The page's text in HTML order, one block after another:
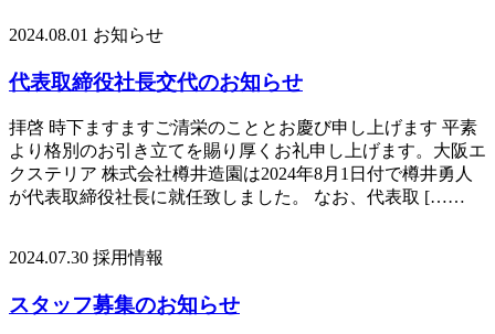
2024.08.01 お知らせ
代表取締役社長交代のお知らせ
拝啓 時下ますますご清栄のこととお慶び申し上げます 平素
より格別のお引き立てを賜り厚くお礼申し上げます。大阪エ
クステリア 株式会社樽井造園は2024年8月1日付で樽井勇人
が代表取締役社長に就任致しました。 なお、代表取 [……
2024.07.30 採用情報
スタッフ募集のお知らせ